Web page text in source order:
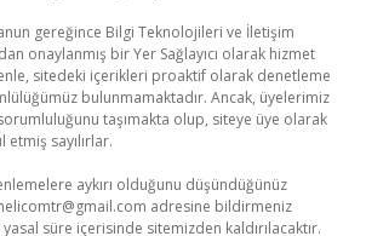
gereğince Bilgi Teknolojileri ve İletişim
onaylanmış bir Yer Sağlayıcı olarak hizmet
sitedeki içerikleri proaktif olarak denetleme
bulunmamaktadır. Ancak, üyelerimiz
taşımakta olup, siteye üye olarak
sayılırlar.
aykırı olduğunu düşündüğünüz
adresine bildirmeniz
süre içerisinde sitemizden kaldırılacaktır.